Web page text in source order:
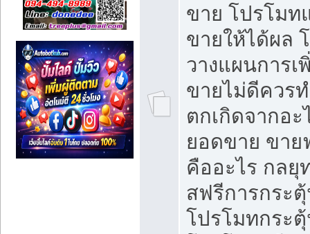
ขาย โปรโมท
ขายให้ได้ผล
วางแผนการ
ขายไม่ดีควร
ตกเกิดจากอะ
ยอดขาย ขาย
คืออะไร กลยุ
สฟรีการกระ
โปรโมทกระ